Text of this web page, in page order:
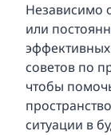
Независимо
или
советов по
чтобы
ситуации в